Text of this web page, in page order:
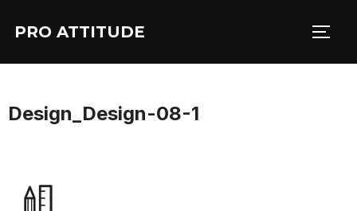
PRO ATTITUDE
Design_Design-08-1